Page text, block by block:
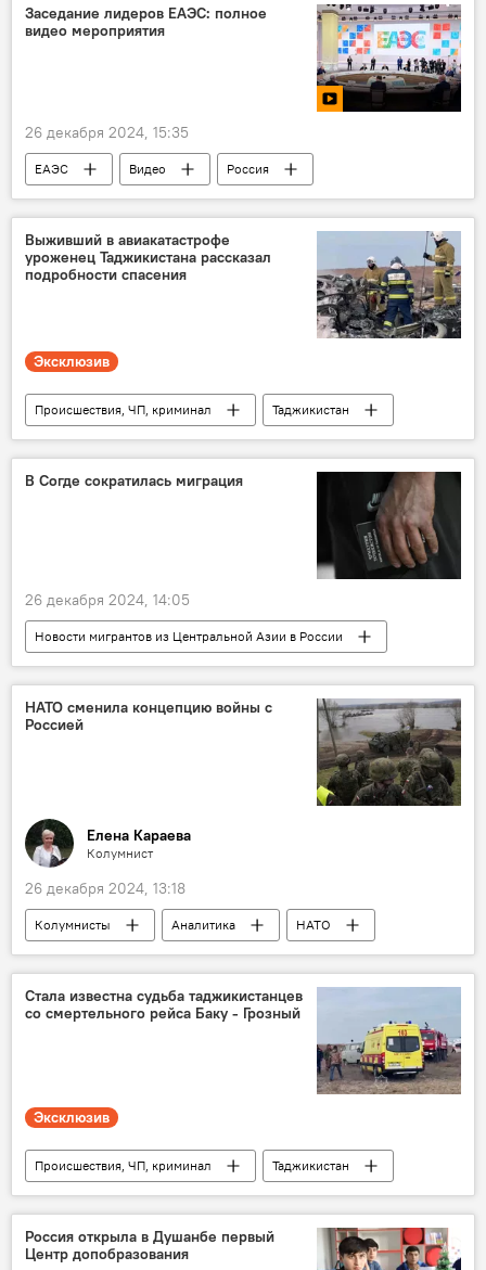
Происшествия, ЧП, криминал
Заседание лидеров ЕАЭС: полное
видео мероприятия
26 декабря 2024, 15:35
ЕАЭС Видео Россия
Выживший в авиакатастрофе
уроженец Таджикистана рассказал
подробности спасения
Эксклюзив
Происшествия, ЧП, криминал
Таджикистан
Казахстан
авиакатастрофа
В Согде сократилась миграция
26 декабря 2024, 14:05
Новости мигрантов из Центральной Азии в России
Миграция
Таджикистан
Новости Худжанда и Согдийской области
НАТО сменила концепцию войны с
Россией
Елена Караева
Колумнист
26 декабря 2024, 13:18
Колумнисты Аналитика
НАТО
Мир
Россия
Стала известна судьба таджикистанцев
со смертельного рейса Баку - Грозный
Эксклюзив
Происшествия, ЧП, криминал
Таджикистан
Казахстан
Азербайджан
авиакатастрофа
Россия открыла в Душанбе первый
Центр допобразования